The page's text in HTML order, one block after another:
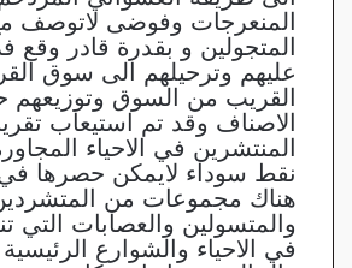
المنعرجات وفوضى لاتوصف
المتجولين و بقدرة قادر وقع
عليهم وترحيلهم الى سوق
القريب من السوق
الاصناف وقد تم استيعاب
المنتشرين في الاحياء
نقط سوداء لايمكن حصرها في
هناك مجموعات من
والمتسولين والعصابات التي
في الاحياء والشوارع